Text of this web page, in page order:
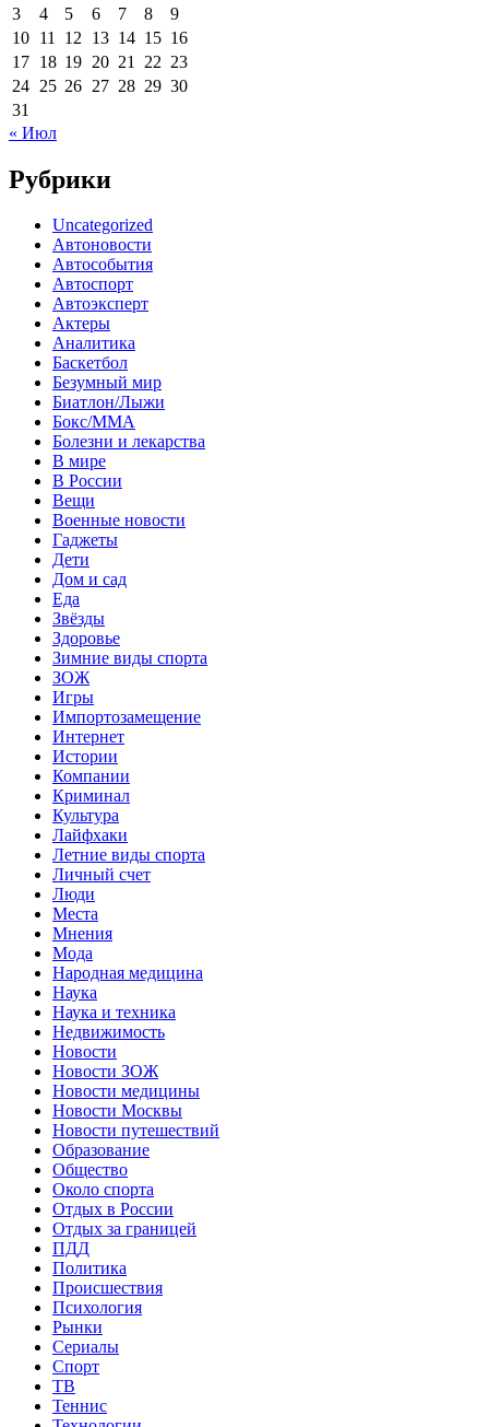
3
4 5 6 7 8
9
10 11 12 13 14 15 16
17 18 19 20 21 22 23
24 25 26 27 28 29 30
31
« Июл
Рубрики
Uncategorized
Автоновости
Автособытия
Автоспорт
Автоэксперт
Актеры
Аналитика
Баскетбол
Безумный мир
Биатлон/Лыжи
Бокс/MMA
Болезни и лекарства
В мире
В России
Вещи
Военные новости
Гаджеты
Дети
Дом и сад
Еда
Звёзды
Здоровье
Зимние виды спорта
ЗОЖ
Игры
Импортозамещение
Интернет
Истории
Компании
Криминал
Культура
Лайфхаки
Летние виды спорта
Личный счет
Люди
Места
Мнения
Мода
Народная медицина
Наука
Наука и техника
Недвижимость
Новости
Новости ЗОЖ
Новости медицины
Новости Москвы
Новости путешествий
Образование
Общество
Около спорта
Отдых в России
Отдых за границей
ПДД
Политика
Происшествия
Психология
Рынки
Сериалы
Спорт
ТВ
Теннис